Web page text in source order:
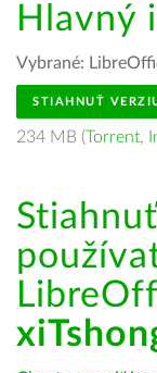
Hlavný
Vybrané:
STIAHNUŤ
234 MB (Torrent,